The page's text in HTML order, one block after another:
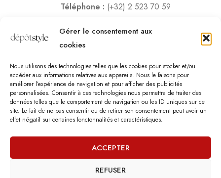
Gérer le consentement aux
cookies
Nous utilisons des technologies telles que les cookies pour stocker et/ou
accéder aux informations relatives aux appareils. Nous le faisons pour
améliorer l’expérience de navigation et pour afficher des publicités
personnalisées. Consentir à ces technologies nous permettra de traiter des
données telles que le comportement de navigation ou les ID uniques sur ce
site. Le fait de ne pas consentir ou de retirer son consentement peut avoir un
effet négatif sur certaines fonctonnalités et caractéristiques.
ACCEPTER
REFUSER
Téléphone : (+32) 2 523 70 59
Adresse : Rue des Deux Gares 6, 1070 Bruxelles
Lundi – Samedi :10:00 – 18:30
Vendredi :10:00-13:00 – 15:00 -18:30
Dimanche :12:00-18:00
Nous sommes fermés les jours fériés.
– Tous droits réservés.